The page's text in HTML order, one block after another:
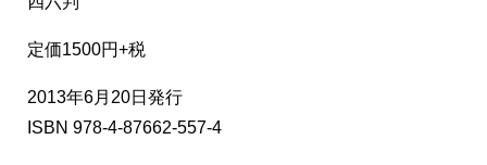
定価1500円+税
2013年6月20日発行
ISBN 978-4-87662-557-4